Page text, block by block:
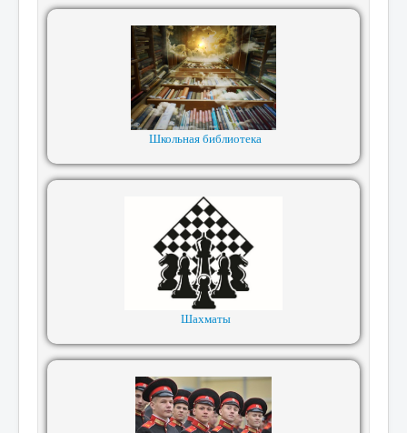
Школьная библиотека
Шахматы